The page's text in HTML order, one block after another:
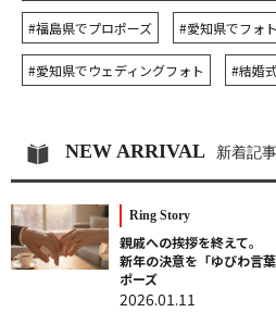
#福島県でプロポーズ #愛知県でフォ
#愛知県でウェディングフォト #結婚
NEW ARRIVAL 新着記事
Ring Story
親戚への挨拶を終えて。
新年の決意を「ゆびわ言
ポーズ
2026.01.11